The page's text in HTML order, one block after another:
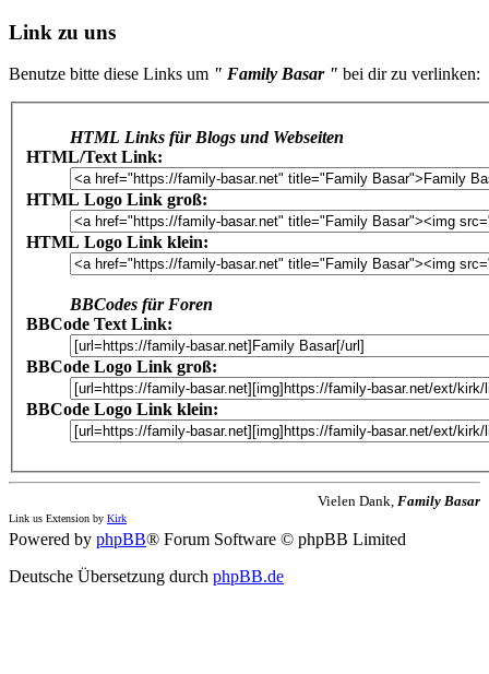
Link zu uns
Benutze bitte diese Links um " Family Basar " bei dir zu verlinken:
HTML Links für Blogs und Webseiten
HTML/Text Link:
HTML Logo Link groß:
HTML Logo Link klein:
BBCodes für Foren
BBCode Text Link:
BBCode Logo Link groß:
BBCode Logo Link klein:
Vielen Dank, Family Basar
Link us Extension by Kirk
Powered by phpBB® Forum Software © phpBB Limited
Deutsche Übersetzung durch phpBB.de